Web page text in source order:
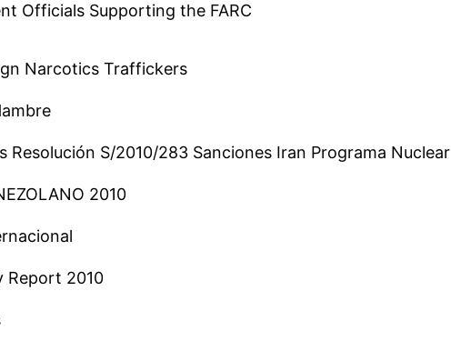
Officials Supporting the FARC
Narcotics Traffickers
Resolución S/2010/283 Sanciones Iran Programa Nuclear
2010
Report 2010